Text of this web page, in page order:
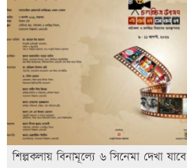
শিল্পকলায় বিনামূল্যে ৬ সিনেমা দেখা যাবে